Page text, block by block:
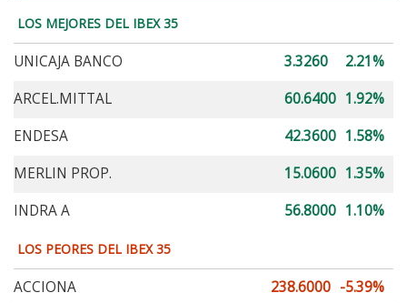
LOS MEJORES DEL IBEX 35
UNICAJA BANCO 3.3260
2.21%
ARCEL.MITTAL
60.6400 1.92%
ENDESA
42.3600 1.58%
MERLIN PROP.
15.0600 1.35%
INDRA A
56.8000 1.10%
LOS PEORES DEL IBEX 35
ACCIONA 238.6000 -5.39%